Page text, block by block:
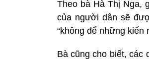
Theo bà Hà Thị Nga,
của người dân sẽ
“không để những kiến
Bà cũng cho biết, các